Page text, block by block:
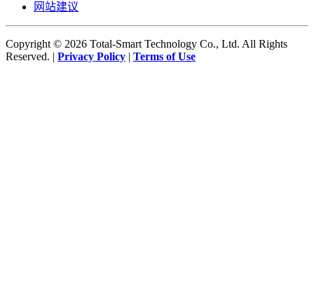
网站建议
Copyright © 2026 Total-Smart Technology Co., Ltd. All Rights
Reserved. | Privacy Policy | Terms of Use